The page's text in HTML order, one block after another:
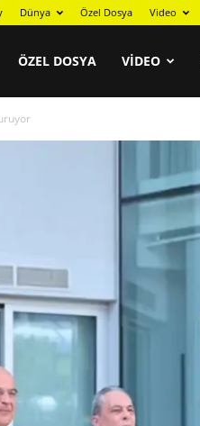
Dünya Özel Dosya Video
ÖZEL DOSYA VIDEO